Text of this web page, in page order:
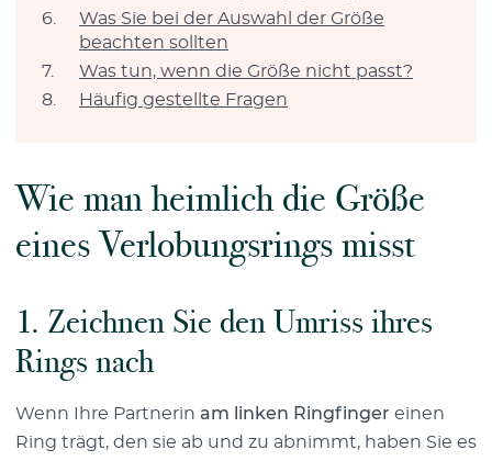
Was Sie bei der Auswahl der Größe
beachten sollten
Was tun, wenn die Größe nicht passt?
Häufig gestellte Fragen
Wie man heimlich die Größe
eines Verlobungsrings misst
1. Zeichnen Sie den Umriss ihres
Rings nach
Wenn Ihre Partnerin am linken Ringfinger einen
Ring trägt, den sie ab und zu abnimmt, haben Sie es